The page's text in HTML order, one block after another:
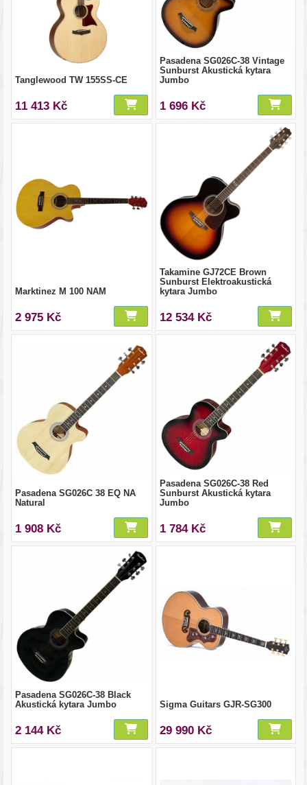
Tanglewood TW 155SS-CE
11 413 Kč
Pasadena SG026C-38 Vintage
Sunburst Akustická kytara
Jumbo
1 696 Kč
Marktinez M 100 NAM
2 975 Kč
Takamine GJ72CE Brown
Sunburst Elektroakustická
kytara Jumbo
12 534 Kč
Pasadena SG026C 38 EQ NA
Natural
1 908 Kč
Pasadena SG026C-38 Red
Sunburst Akustická kytara
Jumbo
1 784 Kč
Pasadena SG026C-38 Black
Akustická kytara Jumbo
2 144 Kč
Sigma Guitars GJR-SG300
29 990 Kč